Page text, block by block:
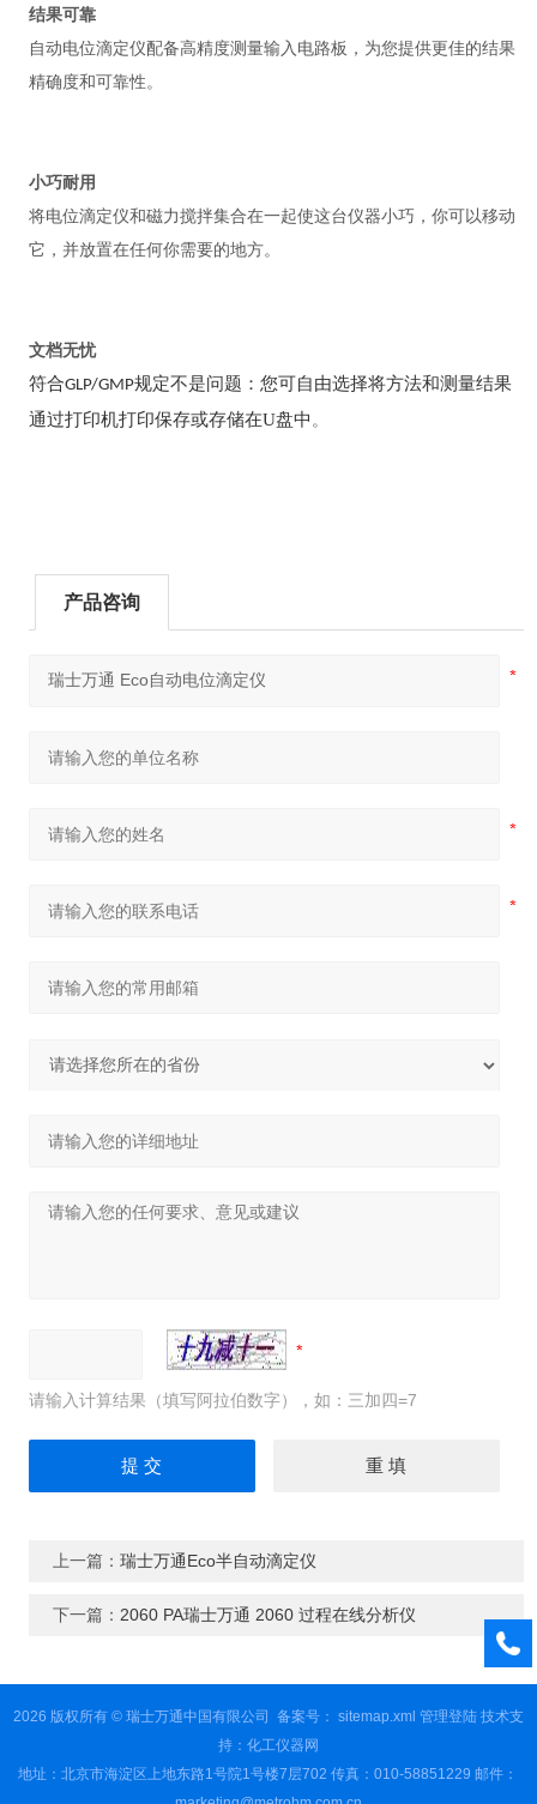
结果可靠
自动电位滴定仪配备高精度测量输入电路板，为您提供更佳的结果
精确度和可靠性。
小巧耐用
将电位滴定仪和磁力搅拌集合在一起使这台仪器小巧，你可以移动
它，并放置在任何你需要的地方。
文档无忧
符合GLP/GMP规定不是问题：您可自由选择将方法和测量结果
通过打印机打印保存或存储在U盘中。
产品咨询
请输入计算结果（填写阿拉伯数字），如：三加四=7
上一篇： 瑞士万通Eco半自动滴定仪
下一篇： 2060 PA瑞士万通 2060 过程在线分析仪
2026 版权所有 © 瑞士万通中国有限公司 备案号： sitemap.xml 管理登陆技术支
持： 化工仪器网
地址：北京市海淀区上地东路1号院1号楼7层702 传真：010-58851229 邮件：